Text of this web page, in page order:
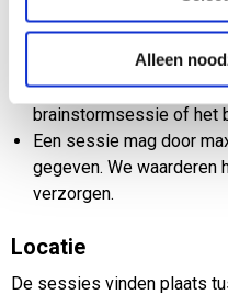
Alleen
De sessie heeft bij
interactief deel. Hoe u
Denk bijvoorbeeld aan
brainstormsessie of het
Een sessie mag door
gegeven. We waarderen
verzorgen.
Locatie
De sessies vinden plaats